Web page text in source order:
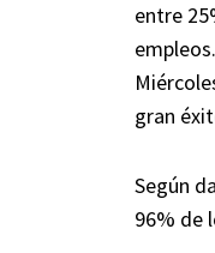
entre
gran
Según
96% de